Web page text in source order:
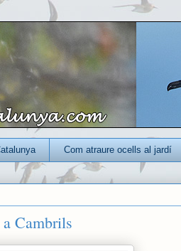
Com atraure ocells al jardí
Cambrils